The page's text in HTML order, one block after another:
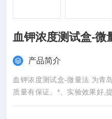
血钾浓度测试盒-微
产品简介
血钾浓度测试盒-微量法 为青
质量有保证、*、实验效果好,
（山东省内可上门取样）产